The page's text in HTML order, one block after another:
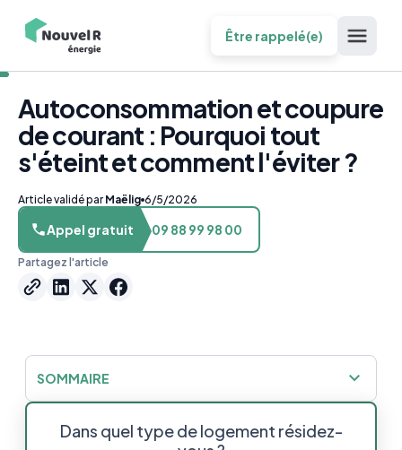
Être rappelé(e)
Autoconsommation et coupure
de courant : Pourquoi tout
s'éteint et comment l'éviter ?
Article validé par Maëlig 6/5/2026
Appel gratuit 09 88 99 98 00
Partagez l'article
Dans quel type de logement résidez-
SOMMAIRE
Autoconsommation en cas de coupure de
courant